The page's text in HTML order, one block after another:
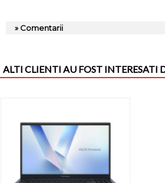
» Comentarii
ALTI CLIENTI AU FOST INTERESATI